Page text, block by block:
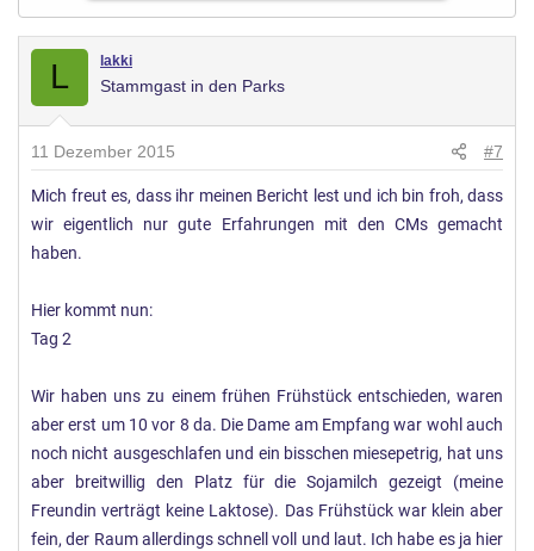
L lakki
Stammgast in den Parks
11 Dezember 2015 #7
Mich freut es, dass ihr meinen Bericht lest und ich bin froh, dass
wir eigentlich nur gute Erfahrungen mit den CMs gemacht
haben.
Hier kommt nun:
Tag 2
Wir haben uns zu einem frühen Frühstück entschieden, waren
aber erst um 10 vor 8 da. Die Dame am Empfang war wohl auch
noch nicht ausgeschlafen und ein bisschen miesepetrig, hat uns
aber breitwillig den Platz für die Sojamilch gezeigt (meine
Freundin verträgt keine Laktose). Das Frühstück war klein aber
fein, der Raum allerdings schnell voll und laut. Ich habe es ja hier